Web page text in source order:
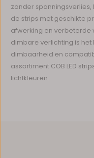
zonder
de strips met geschikte
afwerking en verbeterde
dimbare verlichting is
dimbaarheid en
assortiment COB LED
lichtkleuren.